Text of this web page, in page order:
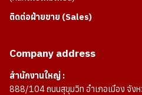
ติดต่อฝ่ายขาย (Sales)
Company address
สำนักงานใหญ่ :
888/104 ถนนสุขุมวิท อำเภอเมือง จังห